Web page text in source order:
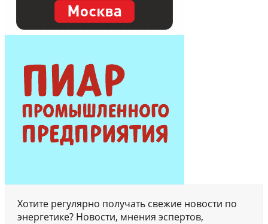
Хотите регулярно получать свежие новости по
энергетике? Новости, мнения эспертов,